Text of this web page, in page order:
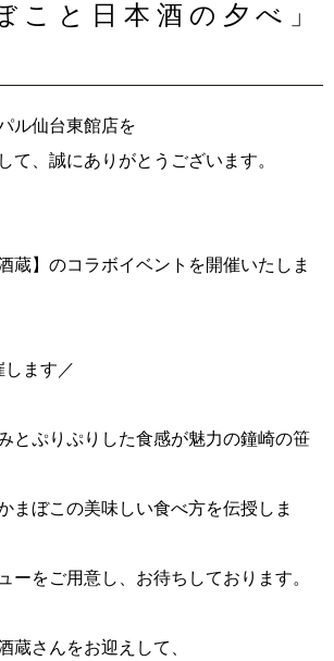
こと日本酒の夕べ」
ル仙台東館店を
て、誠にありがとうございます。
蔵】のコラボイベントを開催いたしま
します／
とぷりぷりした食感が魅力の鐘崎の笹
まぼこの美味しい食べ方を伝授しま
ーをご用意し、お待ちしております。
さんをお迎えして、